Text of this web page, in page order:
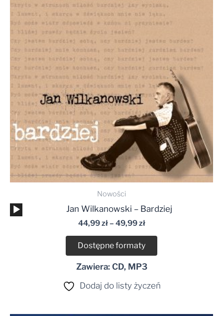
Nowości
Odtwarzacz
plików
dźwiękowych
Jan Wilkanowski – Bardziej
44,99zł– 49,99zł
od
44,99 zł
do
Dostępne formaty
Zawiera: CD, MP3
Dodaj do listy życzeń